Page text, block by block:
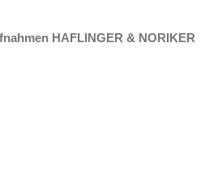
HAFLINGER & NORIKER